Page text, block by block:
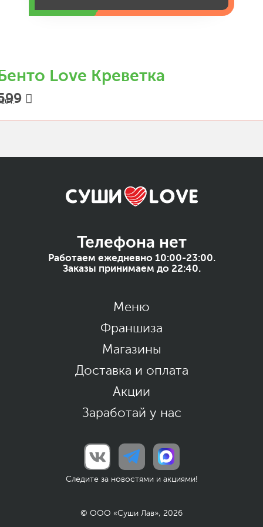
Love Креветка
г.
Телефона нет
Работаем ежедневно 10:00-23:00.
Заказы принимаем до 22:40.
Меню
Франшиза
Магазины
Доставка и оплата
Акции
Заработай у нас
Следите за новостями и акциями!
© ООО «Суши Лав», 2026